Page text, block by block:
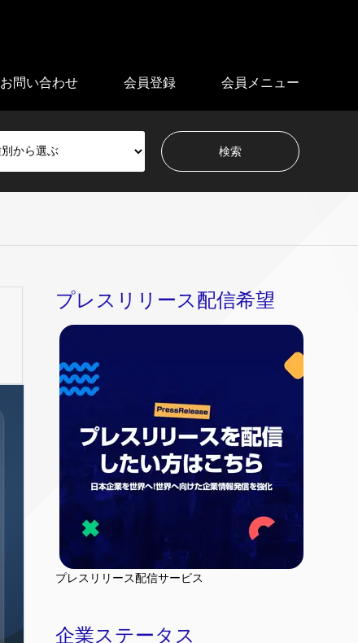
お問い合わせ 会員登録 会員メニュー
プレスリリース配信希望
プレスリリース配信サービス
企業ステータス